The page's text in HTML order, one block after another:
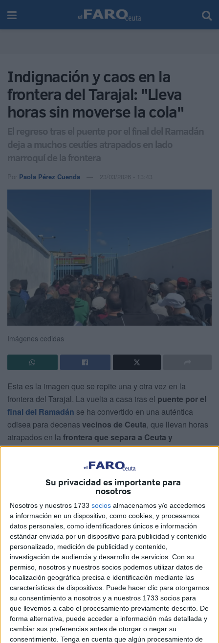
Su privacidad es importante para
nosotros
Nosotros y nuestros 1733 socios almacenamos y/o accedemos
a información en un dispositivo, como cookies, y procesamos
datos personales, como identificadores únicos e información
estándar enviada por un dispositivo para publicidad y contenido
personalizado, medición de publicidad y contenido,
investigación de audiencia y desarrollo de servicios. Con su
permiso, nosotros y nuestros socios podemos utilizar datos de
localización geográfica precisa e identificación mediante las
características de dispositivos. Puede hacer clic para otorgarnos
su consentimiento a nosotros y a nuestros 1733 socios para
que llevemos a cabo el procesamiento previamente descrito. De
forma alternativa, puede acceder a información más detallada y
cambiar sus preferencias antes de otorgar o negar su
consentimiento. Tenga en cuenta que algún procesamiento de
Indignación y caos en la
frontera del Tarajal: "Lleva
horas sin moverse la cola"
El regreso tras el puente por el final del Ramadán
deja a muchos ceutíes atrapados en lado
marroquí de la frontera
Por Paola Pérez Cuenda 23/03/2026 - 13:43
Imágenes cedidas
Esta es la imagen que se repite una y otra vez en la
frontera del Tarajal. La vuelta a casa tras el puente por el
final del Ramadán se ha convertido en una auténtica
odisea para decenas vecinos de Ceuta, que llevan horas
atrapados en la frontera que separa a Ceuta y
Marruecosdebido a las largascolas.
La situación ha generado malestar entre los afectados, que
denuncian falta de organización y previsión en uno de los
días con mayor tránsito del año.
Regreso complicado tras el puente
Desde primeras horas de la mañana, el paso fronterizo ha
registrado una elevada afluencia de personas y vehículos,
lo que ha provocado importantes retencionesy un avance
muy lento.